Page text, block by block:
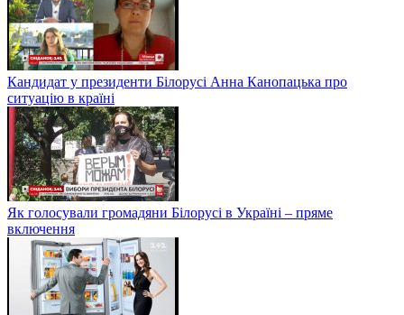
Кандидат у президенти Білорусі Анна Канопацька про
ситуацію в країні
Як голосували громадяни Білорусі в Україні – пряме
включення